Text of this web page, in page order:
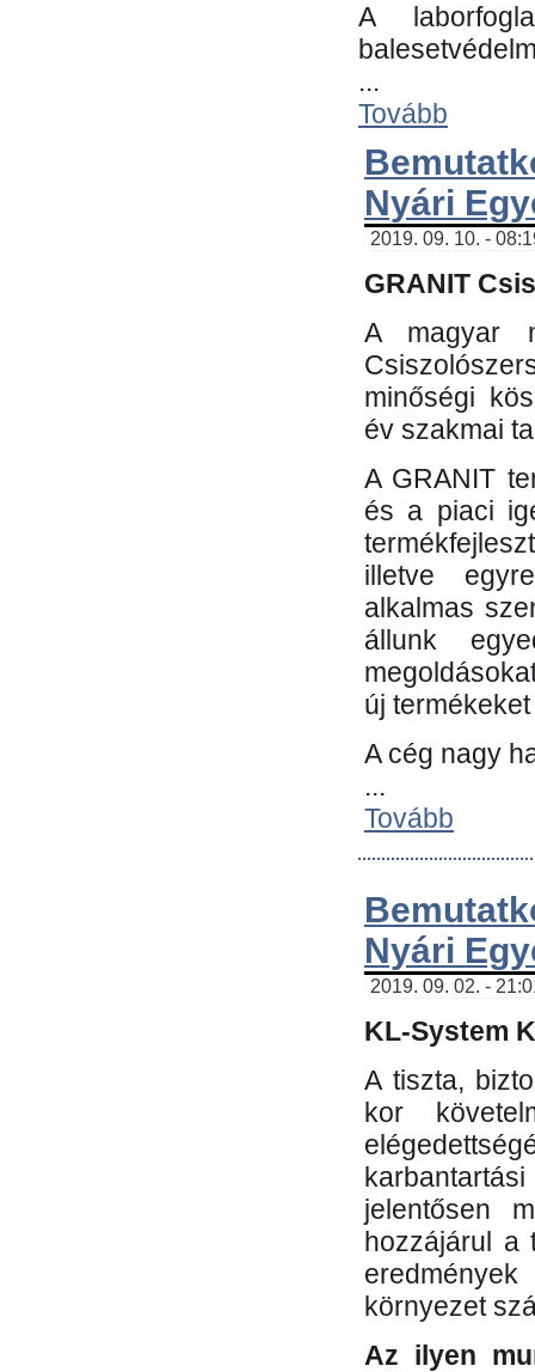
A
...
Tovább
Nyári
2019. 09. 10. -
GRANIT
A magyar
minőségi
év szakmai
A GRANIT
és a piaci
illetve
alkalmas
állunk
új
A cég nagy
...
Tovább
Nyári
2019. 09. 02. -
KL-System
A tiszta,
kor
jelentősen
hozzájárul a
környezet
Az ilyen